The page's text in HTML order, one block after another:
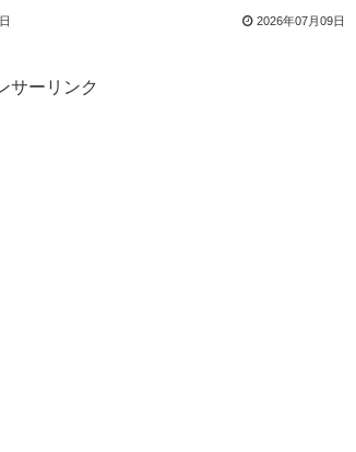
2026年07月09日
サーリンク